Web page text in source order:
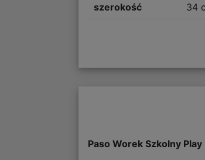
szerokość 34
Paso Worek Szkolny